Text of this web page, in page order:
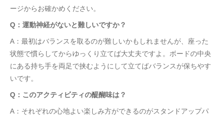
ージからお確かめください。
Q：運動神経がないと難しいですか？
A：最初はバランスを取るのが難しいかもしれませんが、座った
状態で慣らしてからゆっくり立てば大丈夫ですよ。ボードの中央
にある持ち手を両足で挟むようにして立てばバランスが保ちやす
いです。
Q：このアクティビティの醍醐味は？
A：それぞれの心地よい楽しみ方ができるのがスタンドアップパ